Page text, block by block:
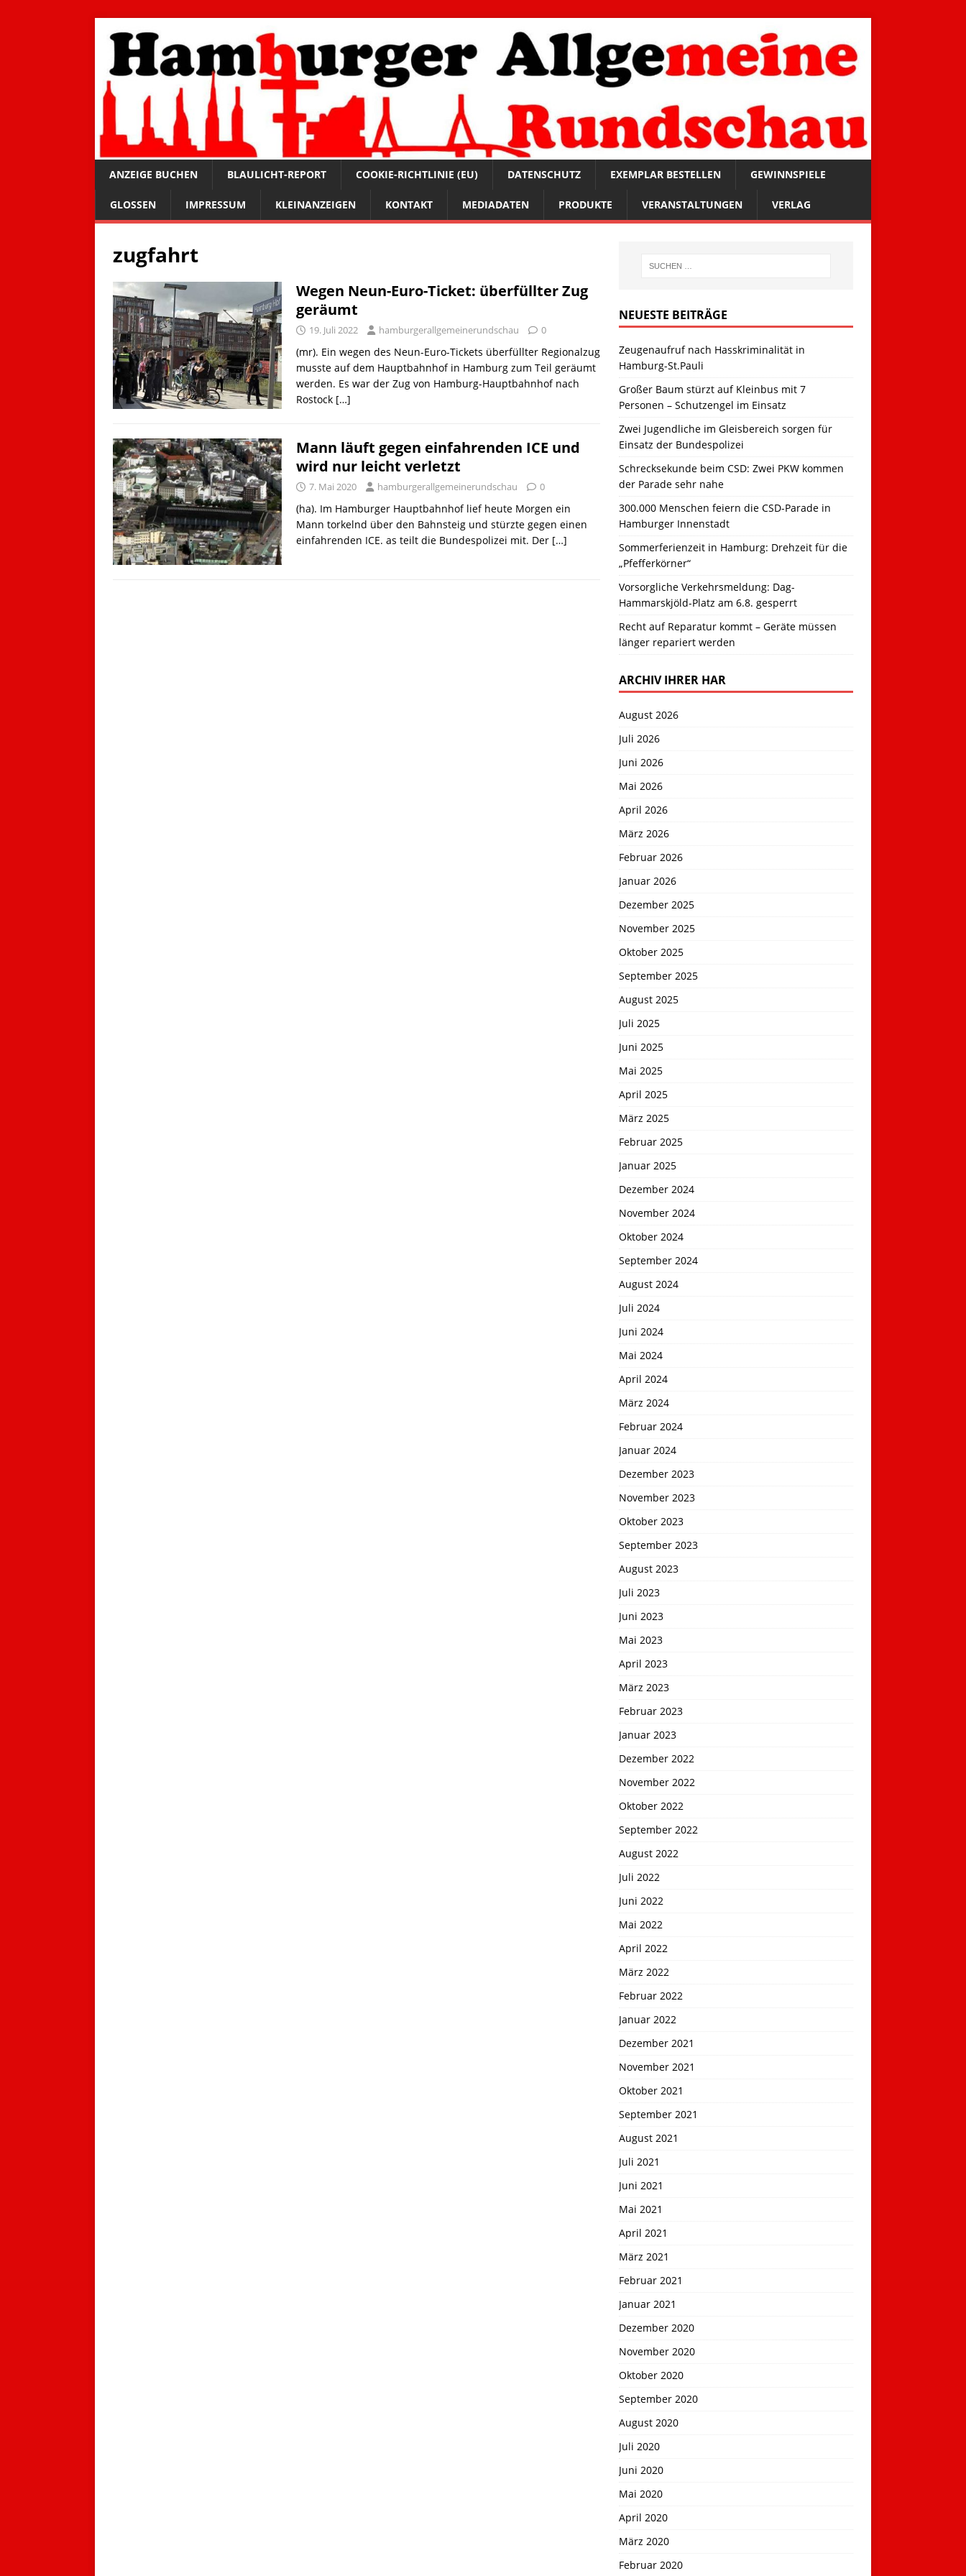
ANZEIGE BUCHEN BLAULICHT-REPORT COOKIE-RICHTLINIE (EU) DATENSCHUTZ EXEMPLAR BESTELLEN GEWINNSPIELE
GLOSSEN IMPRESSUM KLEINANZEIGEN KONTAKT MEDIADATEN PRODUKTE VERANSTALTUNGEN VERLAG
zugfahrt
Wegen Neun-Euro-Ticket: überfüllter Zug
geräumt
19. Juli 2022 hamburgerallgemeinerundschau 0
(mr). Ein wegen des Neun-Euro-Tickets überfüllter Regionalzug
musste auf dem Hauptbahnhof in Hamburg zum Teil geräumt
werden. Es war der Zug von Hamburg-Hauptbahnhof nach
Rostock […]
Mann läuft gegen einfahrenden ICE und
wird nur leicht verletzt
7. Mai 2020 hamburgerallgemeinerundschau 0
(ha). Im Hamburger Hauptbahnhof lief heute Morgen ein
Mann torkelnd über den Bahnsteig und stürzte gegen einen
einfahrenden ICE. as teilt die Bundespolizei mit. Der […]
NEUESTE BEITRÄGE
Zeugenaufruf nach Hasskriminalität in
Hamburg-St.Pauli
Großer Baum stürzt auf Kleinbus mit 7
Personen – Schutzengel im Einsatz
Zwei Jugendliche im Gleisbereich sorgen für
Einsatz der Bundespolizei
Schrecksekunde beim CSD: Zwei PKW kommen
der Parade sehr nahe
300.000 Menschen feiern die CSD-Parade in
Hamburger Innenstadt
Sommerferienzeit in Hamburg: Drehzeit für die
„Pfefferkörner“
Vorsorgliche Verkehrsmeldung: Dag-
Hammarskjöld-Platz am 6.8. gesperrt
Recht auf Reparatur kommt – Geräte müssen
länger repariert werden
ARCHIV IHRER HAR
August 2026
Juli 2026
Juni 2026
Mai 2026
April 2026
März 2026
Februar 2026
Januar 2026
Dezember 2025
November 2025
Oktober 2025
September 2025
August 2025
Juli 2025
Juni 2025
Mai 2025
April 2025
März 2025
Februar 2025
Januar 2025
Dezember 2024
November 2024
Oktober 2024
September 2024
August 2024
Juli 2024
Juni 2024
Mai 2024
April 2024
März 2024
Februar 2024
Januar 2024
Dezember 2023
November 2023
Oktober 2023
September 2023
August 2023
Juli 2023
Juni 2023
Mai 2023
April 2023
März 2023
Februar 2023
Januar 2023
Dezember 2022
November 2022
Oktober 2022
September 2022
August 2022
Juli 2022
Juni 2022
Mai 2022
April 2022
März 2022
Februar 2022
Januar 2022
Dezember 2021
November 2021
Oktober 2021
September 2021
August 2021
Juli 2021
Juni 2021
Mai 2021
April 2021
März 2021
Februar 2021
Januar 2021
Dezember 2020
November 2020
Oktober 2020
September 2020
August 2020
Juli 2020
Juni 2020
Mai 2020
April 2020
März 2020
Februar 2020